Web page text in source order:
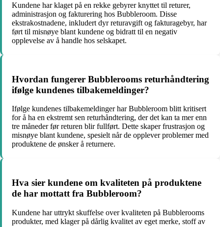
Kundene har klaget på en rekke gebyrer knyttet til returer,
administrasjon og fakturering hos Bubbleroom. Disse
ekstrakostnadene, inkludert dyr returavgift og fakturagebyr, har
ført til misnøye blant kundene og bidratt til en negativ
opplevelse av å handle hos selskapet.
Hvordan fungerer Bubblerooms returhåndtering
ifølge kundenes tilbakemeldinger?
Ifølge kundenes tilbakemeldinger har Bubbleroom blitt kritisert
for å ha en ekstremt sen returhåndtering, der det kan ta mer enn
tre måneder før returen blir fullført. Dette skaper frustrasjon og
misnøye blant kundene, spesielt når de opplever problemer med
produktene de ønsker å returnere.
Hva sier kundene om kvaliteten på produktene
de har mottatt fra Bubbleroom?
Kundene har uttrykt skuffelse over kvaliteten på Bubblerooms
produkter, med klager på dårlig kvalitet av eget merke, stoff av